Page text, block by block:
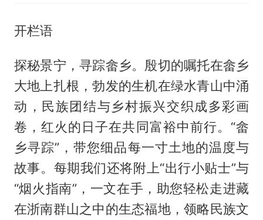
开栏语
探秘景宁，寻踪畲乡。殷切的嘱托在畲乡
大地上扎根，勃发的生机在绿水青山中涌
动，民族团结与乡村振兴交织成多彩画
卷，红火的日子在共同富裕中前行。“畲
乡寻踪”，带您细品每一寸土地的温度与
故事。每期我们还将附上“出行小贴士”与
“烟火指南”，一文在手，助您轻松走进藏
在浙南群山之中的生态福地，领略民族文